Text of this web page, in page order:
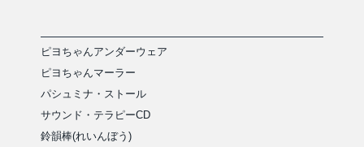
ピヨちゃんアンダーウェア
ピヨちゃんマーラー
パシュミナ・ストール
サウンド・テラピーCD
鈴韻棒(れいんぼう)